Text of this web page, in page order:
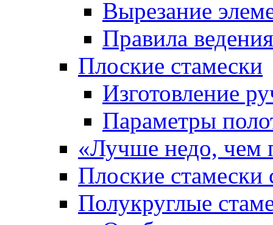
Вырезание
Правила
Плоские стамески
Изготовление
Параметры
«Лучше недо, чем
Плоские стамески
Полукруглые